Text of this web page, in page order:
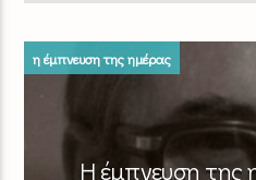
η έμπνευση της ημέρας
Η έμπνευση της